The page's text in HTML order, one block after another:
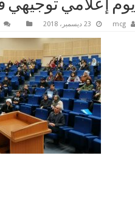
يوم إعلامي توجيهي
mcg 23 ديسمبر، 2018